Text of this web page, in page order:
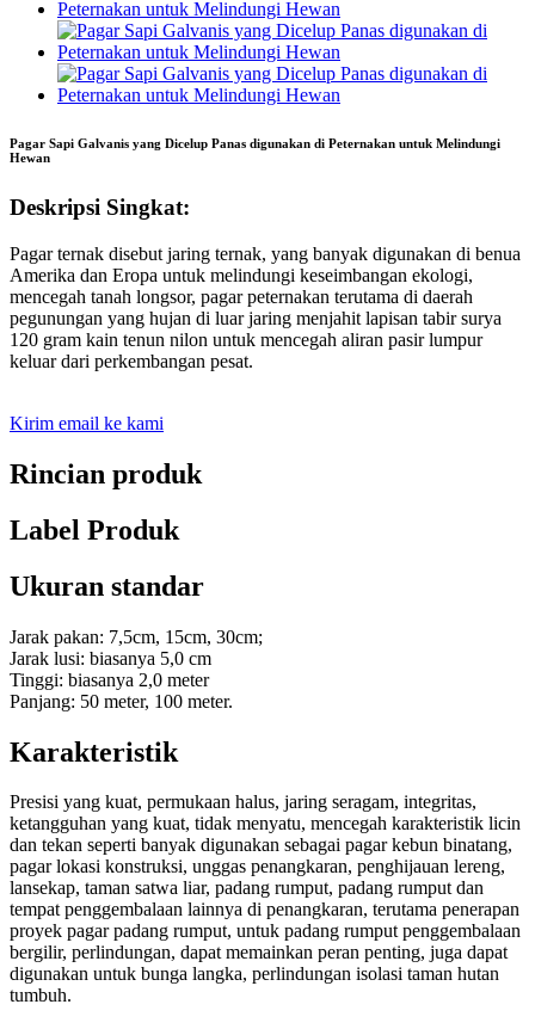
Pagar Sapi Galvanis yang Dicelup Panas digunakan di Peternakan untuk Melindungi
Hewan
Deskripsi Singkat:
Pagar ternak disebut jaring ternak, yang banyak digunakan di benua
Amerika dan Eropa untuk melindungi keseimbangan ekologi,
mencegah tanah longsor, pagar peternakan terutama di daerah
pegunungan yang hujan di luar jaring menjahit lapisan tabir surya
120 gram kain tenun nilon untuk mencegah aliran pasir lumpur
keluar dari perkembangan pesat.
Kirim email ke kami
Rincian produk
Label Produk
Ukuran standar
Jarak pakan: 7,5cm, 15cm, 30cm;
Jarak lusi: biasanya 5,0 cm
Tinggi: biasanya 2,0 meter
Panjang: 50 meter, 100 meter.
Karakteristik
Presisi yang kuat, permukaan halus, jaring seragam, integritas,
ketangguhan yang kuat, tidak menyatu, mencegah karakteristik licin
dan tekan seperti banyak digunakan sebagai pagar kebun binatang,
pagar lokasi konstruksi, unggas penangkaran, penghijauan lereng,
lansekap, taman satwa liar, padang rumput, padang rumput dan
tempat penggembalaan lainnya di penangkaran, terutama penerapan
proyek pagar padang rumput, untuk padang rumput penggembalaan
bergilir, perlindungan, dapat memainkan peran penting, juga dapat
digunakan untuk bunga langka, perlindungan isolasi taman hutan
tumbuh.